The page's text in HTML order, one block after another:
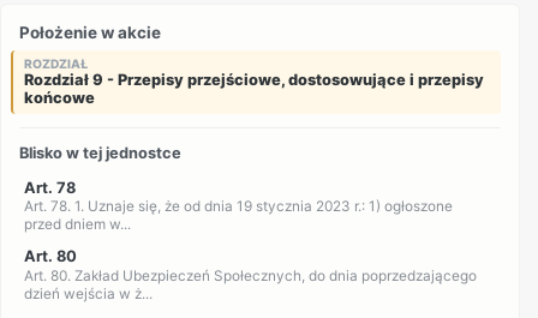
Położenie w akcie
ROZDZIAŁ
Rozdział 9 - Przepisy przejściowe, dostosowujące i przepisy
końcowe
Blisko w tej jednostce
Art. 78
Art. 78. 1. Uznaje się, że od dnia 19 stycznia 2023 r.: 1) ogłoszone
przed dniem w...
Art. 80
Art. 80. Zakład Ubezpieczeń Społecznych, do dnia poprzedzającego
dzień wejścia w ż...